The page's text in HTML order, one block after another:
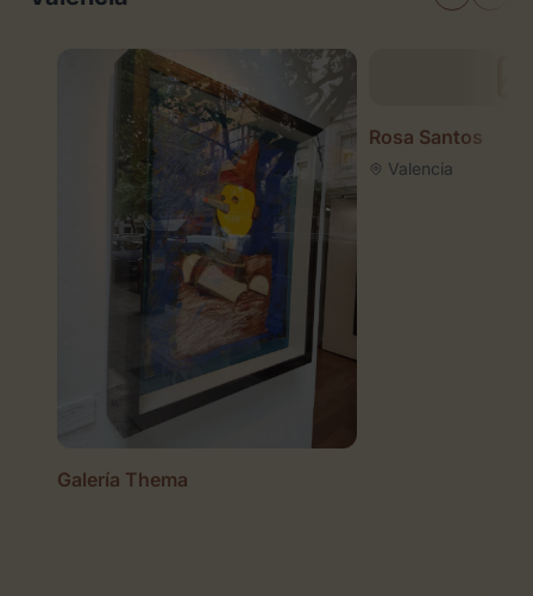
Galería Thema
Rosa Santos
Valencia